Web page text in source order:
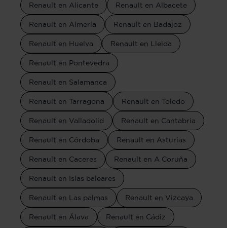
Renault en Alicante Renault en Albacete
Renault en Almería Renault en Badajoz
Renault en Huelva Renault en Lleida
Renault en Pontevedra
Renault en Salamanca
Renault en Tarragona Renault en Toledo
Renault en Valladolid Renault en Cantabria
Renault en Córdoba Renault en Asturias
Renault en Caceres Renault en A Coruña
Renault en Islas baleares
Renault en Las palmas Renault en Vizcaya
Renault en Álava Renault en Cádiz